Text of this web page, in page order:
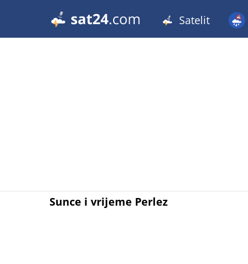
Satelit
Sunce i vrijeme Perlez